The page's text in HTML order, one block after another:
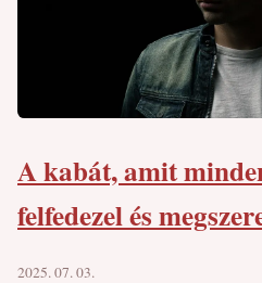
A kabát, amit
felfedezel és
2025. 07. 03.